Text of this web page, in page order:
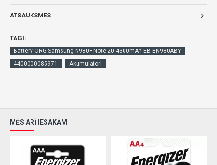
ATSAUKSMES
TAGI:
Battery ORG Samsung N980F Note 20 4300mAh EB-BN980ABY
4400000085971
Akumulatori
MĒS ARĪ IESAKĀM